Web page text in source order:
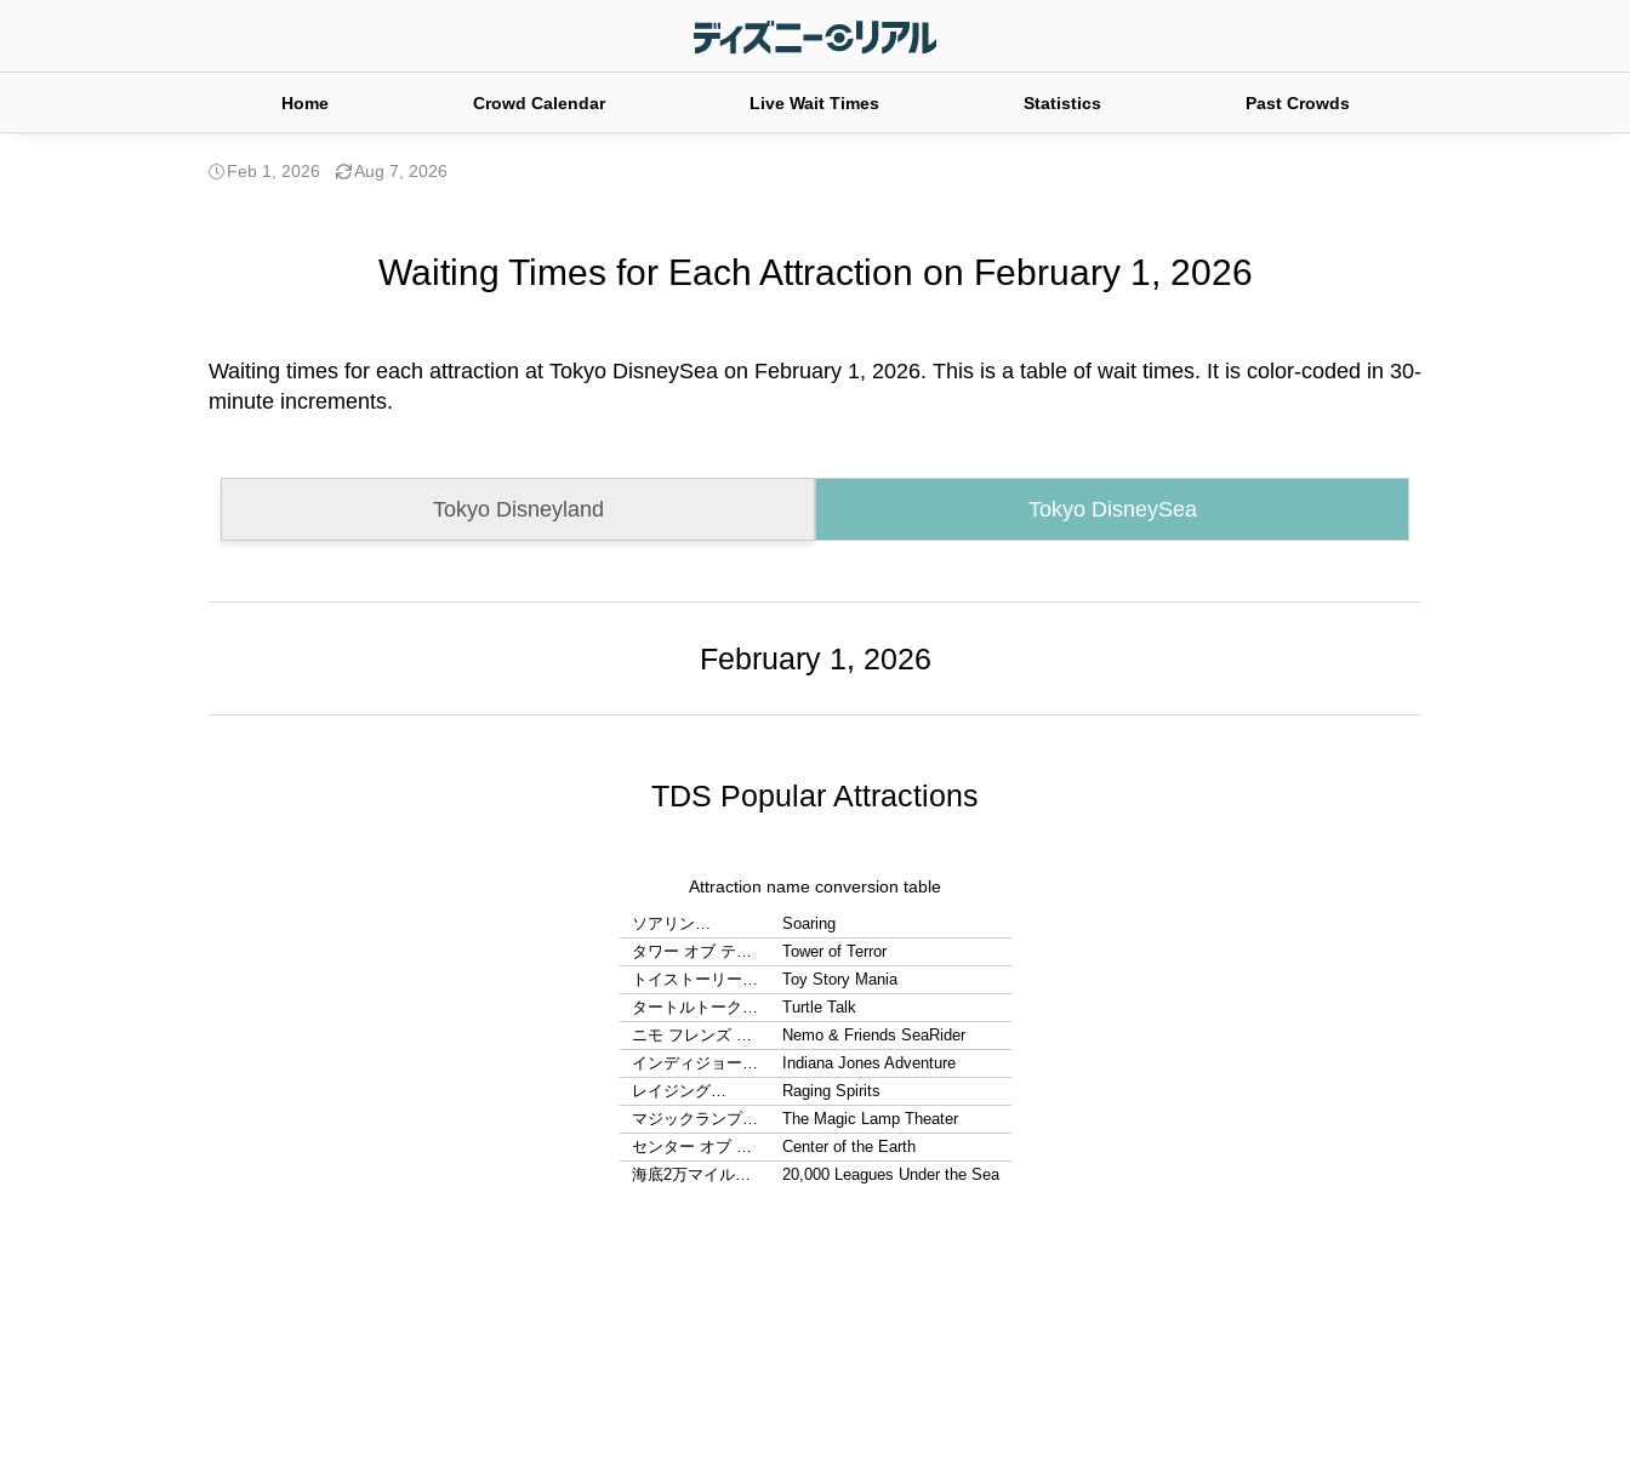
Home Crowd Calendar Live Wait Times Statistics Past Crowds
Feb 1, 2026 Aug 7, 2026
Waiting Times for Each Attraction on February 1, 2026
Waiting times for each attraction at Tokyo DisneySea on February 1, 2026. This is a table of wait times. It is color-coded in 30-
minute increments.
Tokyo Disneyland Tokyo DisneySea
February 1, 2026
TDS Popular Attractions
Attraction name conversion table
ソアリン…
Soaring
タワー オブ テ…
Tower of Terror
トイストーリー…
Toy Story Mania
タートルトーク…
Turtle Talk
ニモ フレンズ …
Nemo & Friends SeaRider
インディジョー…
Indiana Jones Adventure
レイジング…
Raging Spirits
マジックランプ…
The Magic Lamp Theater
センター オブ …
Center of the Earth
海底2万マイル…
20,000 Leagues Under the Sea